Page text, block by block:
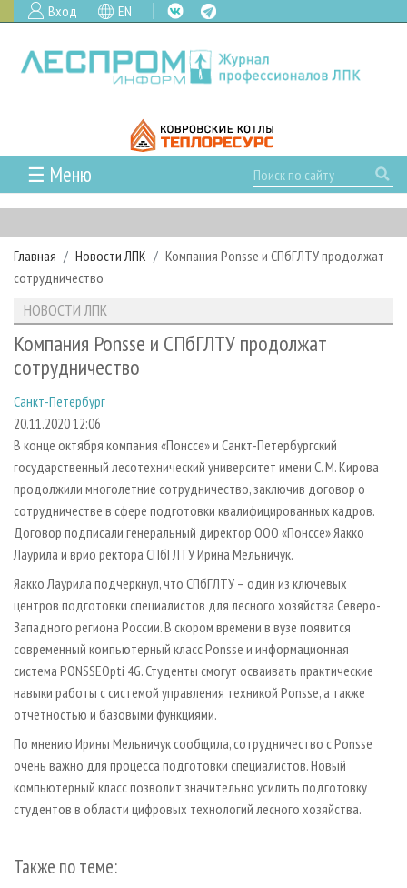
Вход EN
☰ Меню
ГЛАВНАЯ
РУБРИКИ И ТЕМЫ
РУБРИКИ ЖУРНАЛА
ЛЕСОЗАГОТОВКА
ЛЕСОПИЛЕНИЕ
СУШКА ДРЕВЕСИНЫ
ПРОИЗВОДСТВО ДРЕВЕСНЫХ ПЛИТ
ДЕРЕВЯННОЕ ДОМОСТРОЕНИЕ
ПРОИЗВОДСТВО МЕБЕЛИ
БИОЭНЕРГЕТИКА
ИНСТРУМЕНТ И МАТЕРИАЛЫ
НОВОСТИ
НОВОСТИ ЛПК
НОВОСТИ ЖУРНАЛА
ПРОЕКТЫ ЛПИ
АНАЛИТИКА
ПРЕДПРИЯТИЯ ЛПК
ПЕРСОНЫ
МОБИЛЬНЫЕ ВЫСТАВКИ
ОФИЦИАЛЬНЫЕ ДЕЛЕГАЦИИ
ПРИОРИТЕТНЫЕ ИНВЕСТПРОЕКТЫ
RUSSIAN FORESTRY REVIEW
БИБЛИОТЕКА СПЕЦИАЛИСТА
АРХИВ ЖУРНАЛОВ
О ЖУРНАЛЕ
ПОДПИСКА
КОНТАКТЫ
РЕКЛАМОДАТЕЛЯМ
РЕКЛАМА
РЕКЛАМА НА САЙТЕ
Главная Новости ЛПК
Компания Ponsse и СПбГЛТУ продолжат
сотрудничество
НОВОСТИ ЛПК
Компания Ponsse и СПбГЛТУ продолжат
сотрудничество
Санкт-Петербург
20.11.2020 12:06
В конце октября компания «Понссе» и Санкт-Петербургский
государственный лесотехнический университет имени С. М. Кирова
продолжили многолетние сотрудничество, заключив договор о
сотрудничестве в сфере подготовки квалифицированных кадров.
Договор подписали генеральный директор ООО «Понссе» Яакко
Лаурила и врио ректора СПбГЛТУ Ирина Мельничук.
Яакко Лаурила подчеркнул, что СПбГЛТУ – один из ключевых
центров подготовки специалистов для лесного хозяйства Северо-
Западного региона России. В скором времени в вузе появится
современный компьютерный класс Ponsse и информационная
система PONSSEOpti 4G. Студенты смогут осваивать практические
навыки работы с системой управления техникой Ponsse, а также
отчетностью и базовыми функциями.
По мнению Ирины Мельничук сообщила, сотрудничество с Ponsse
очень важно для процесса подготовки специалистов. Новый
компьютерный класс позволит значительно усилить подготовку
студентов в области цифровых технологий лесного хозяйства.
Также по теме: